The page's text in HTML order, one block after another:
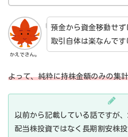
かえでさん。
預金から資金移動せ
取引自体は楽なんです
よって、純粋に持株金額のみの集
以前から記載している話ですが
配当株投資ではなく長期割安株